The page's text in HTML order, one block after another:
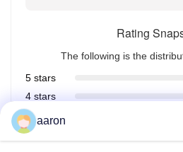
Rating
The following is the
5 stars
4 stars
3 stars
2 stars
aaron